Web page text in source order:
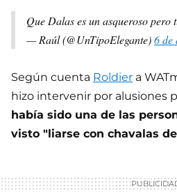
Que Dalas es un asqueroso pero
— Raúl (@UnTipoElegante)6 de
Según cuenta Roldier a
hizo intervenir por alusiones
había sido una de las
visto "liarse con chavalas de